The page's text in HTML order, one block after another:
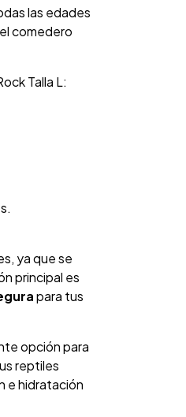
las edades
comedero
Talla L:
ya que se
principal es
para tus
opción para
reptiles
e hidratación